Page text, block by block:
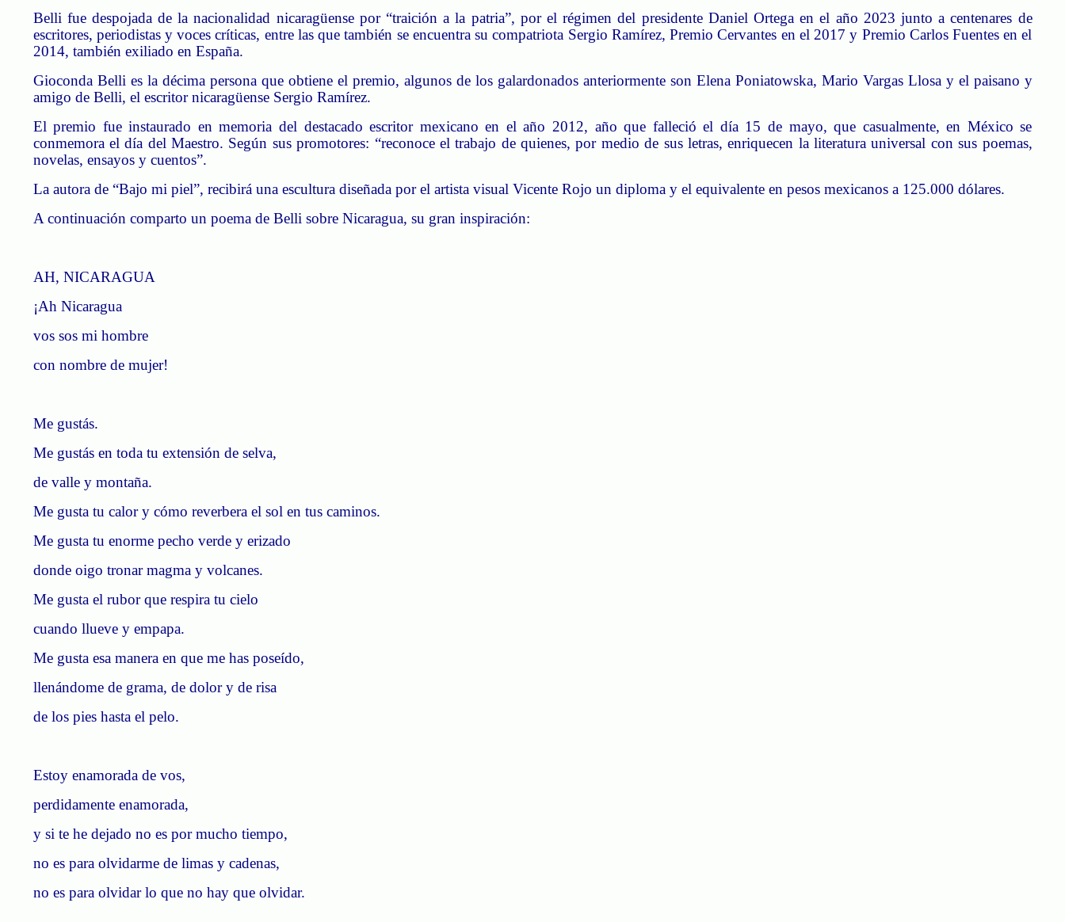
Belli fue despojada de la nacionalidad nicaragüense por “traición a la patria”, por el régimen del presidente Daniel Ortega en el año 2023 junto a centenares de
escritores, periodistas y voces críticas, entre las que también se encuentra su compatriota Sergio Ramírez, Premio Cervantes en el 2017 y Premio Carlos Fuentes en el
2014, también exiliado en España.
Gioconda Belli es la décima persona que obtiene el premio, algunos de los galardonados anteriormente son Elena Poniatowska, Mario Vargas Llosa y el paisano y
amigo de Belli, el escritor nicaragüense Sergio Ramírez.
El premio fue instaurado en memoria del destacado escritor mexicano en el año 2012, año que falleció el día 15 de mayo, que casualmente, en México se
conmemora el día del Maestro. Según sus promotores: “reconoce el trabajo de quienes, por medio de sus letras, enriquecen la literatura universal con sus poemas,
novelas, ensayos y cuentos”.
La autora de “Bajo mi piel”, recibirá una escultura diseñada por el artista visual Vicente Rojo un diploma y el equivalente en pesos mexicanos a 125.000 dólares.
A continuación comparto un poema de Belli sobre Nicaragua, su gran inspiración:
AH, NICARAGUA
¡Ah Nicaragua
vos sosmi hombre
con nombre de mujer!
Me gustás.
Me gustásen toda tu extensión de selva,
de valle y montaña.
Me gusta tu calor y cómo reverbera el sol en tus caminos.
Me gusta tu enorme pecho verde y erizado
donde oigo tronar magma y volcanes.
Me gusta el rubor que respira tu cielo
cuando llueve y empapa.
Me gusta esa manera en que me has poseído,
llenándome de grama, de dolor y de risa
de los pies hasta el pelo.
Estoy enamorada de vos,
perdidamente enamorada,
y si te he dejado no es por mucho tiempo,
no es para olvidarme de limas y cadenas,
no es para olvidar lo que no hay que olvidar.